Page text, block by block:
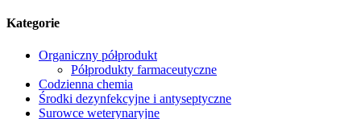
Kategorie
Organiczny półprodukt
Półprodukty farmaceutyczne
Codzienna chemia
Środki dezynfekcyjne i antyseptyczne
Surowce weterynaryjne